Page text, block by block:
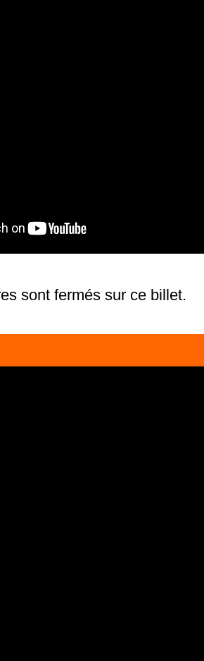
sont fermés sur ce billet.